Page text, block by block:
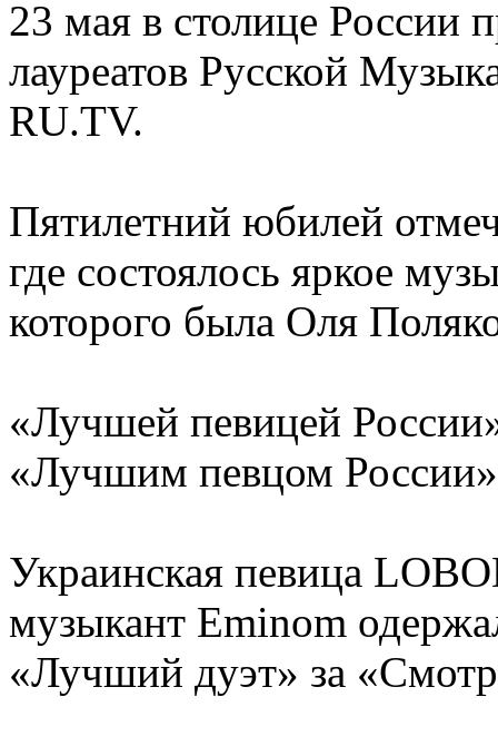
23 мая в столице России
лауреатов Русской
RU.TV.
Пятилетний юбилей
где состоялось яркое
которого была Оля
«Лучшей певицей
«Лучшим певцом России»
Украинская певица
музыкант Eminom
«Лучший дуэт» за